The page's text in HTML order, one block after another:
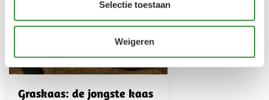
Selectie toestaan
Weigeren
Graskaas: de jongste kaas